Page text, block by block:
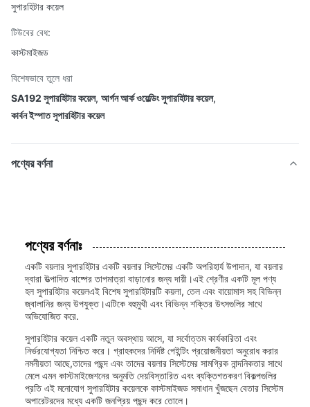
সুপারহিটার কয়েল
টিউবের বেধ:
কাস্টমাইজড
বিশেষভাবে তুলে ধরা
SA192 সুপারহিটার কয়েল, আর্গন আর্ক ওয়েল্ডিং সুপারহিটার কয়েল,
কার্বন ইস্পাত সুপারহিটার কয়েল
পণ্যের বর্ণনা
পণ্যের বর্ণনাঃ
একটি বয়লার সুপারহিটার একটি বয়লার সিস্টেমের একটি অপরিহার্য উপাদান, যা বয়লার
দ্বারা উত্পাদিত বাষ্পের তাপমাত্রা বাড়ানোর জন্য দায়ী।এই শ্রেণীর একটি মূল পণ্য
হল সুপারহিটার কয়েলএই বিশেষ সুপারহিটারটি কয়লা, তেল এবং বায়োমাস সহ বিভিন্ন
জ্বালানির জন্য উপযুক্ত।এটিকে বহুমুখী এবং বিভিন্ন শক্তির উৎসগুলির সাথে
অভিযোজিত করে.
সুপারহিটার কয়েল একটি নতুন অবস্থায় আসে, যা সর্বোত্তম কার্যকারিতা এবং
নির্ভরযোগ্যতা নিশ্চিত করে। গ্রাহকদের নির্দিষ্ট পেইন্টিং প্রয়োজনীয়তা অনুরোধ করার
নমনীয়তা আছে,তাদের পছন্দ এবং তাদের বয়লার সিস্টেমের সামগ্রিক নান্দনিকতার সাথে
মেলে এমন কাস্টমাইজেশনের অনুমতি দেয়বিস্তারিত এবং ব্যক্তিগতকরণ বিকল্পগুলির
প্রতি এই মনোযোগ সুপারহিটার কয়েলকে কাস্টমাইজড সমাধান খুঁজছেন বেতার সিস্টেম
অপারেটরদের মধ্যে একটি জনপ্রিয় পছন্দ করে তোলে।